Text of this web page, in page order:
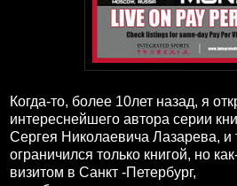
Когда-то, более 10лет назад, я
интереснейшего автора серии
Сергея Николаевича Лазарева, и
ограничился только книгой, но
визитом в Санкт -Петербург,